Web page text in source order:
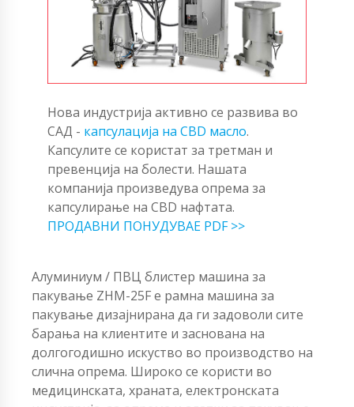
Нова индустрија активно се развива во
САД - капсулација на CBD масло.
Капсулите се користат за третман и
превенција на болести. Нашата
компанија произведува опрема за
капсулирање на CBD нафтата.
ПРОДАВНИ ПОНУДУВАЕ PDF >>
Алуминиум / ПВЦ блистер машина за
пакување ZHM-25F е рамна машина за
пакување дизајнирана да ги задоволи сите
барања на клиентите и заснована на
долгогодишно искуство во производство на
слична опрема. Широко се користи во
медицинската, храната, електронската